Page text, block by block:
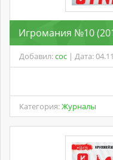
Игромания №10
Добавил:coc | Дата:
Категория:Журналы